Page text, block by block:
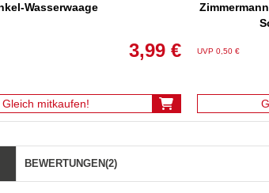
Wasserwaage
3,99 €
Gleich mitkaufen!
UVP 0,50 €
BEWERTUNGEN(2)